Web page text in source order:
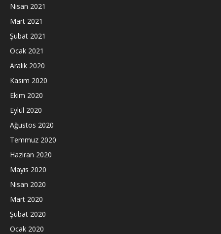
Nisan 2021
Mart 2021
Şubat 2021
Ocak 2021
Aralık 2020
Kasım 2020
Ekim 2020
Eylül 2020
Ağustos 2020
Temmuz 2020
Haziran 2020
Mayıs 2020
Nisan 2020
Mart 2020
Şubat 2020
Ocak 2020